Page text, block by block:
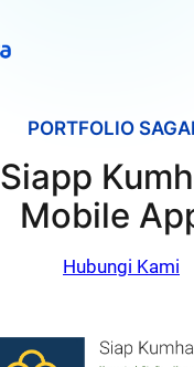
PORTFOLIO
Siapp
Mobile
Hubungi Kami